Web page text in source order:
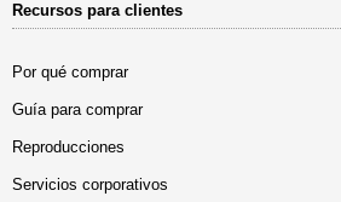
Recursos para clientes
Por qué comprar
Guía para comprar
Reproducciones
Servicios corporativos